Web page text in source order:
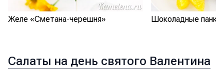
Желе «Сметана-черешня» Шоколадные
Салаты на день святого Валентина